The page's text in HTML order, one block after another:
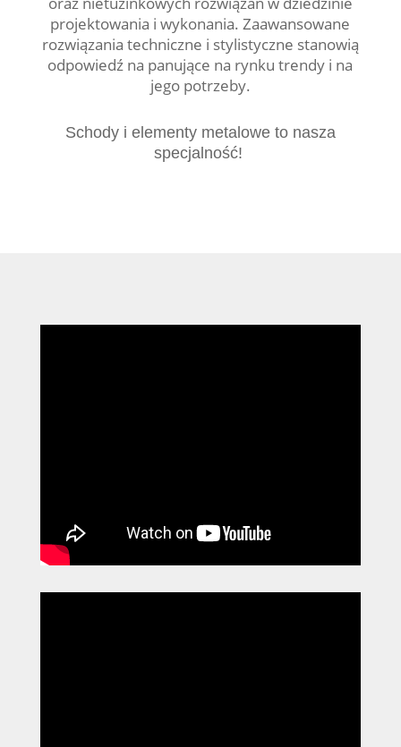
projektowania i wykonania. Zaawansowane
rozwiązania techniczne i stylistyczne stanowią
odpowiedź na panujące na rynku trendy i na
jego potrzeby.
Schody i elementy metalowe to nasza
specjalność!